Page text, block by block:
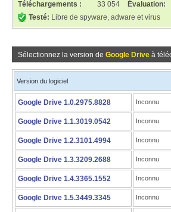
Téléchargements :
33 054
Évaluation:
Testé: Libre de spyware, adware et virus
Sélectionnez la version de Google Drive à
Version du logiciel
Google Drive 1.0.2975.8828 Inconnu
Google Drive 1.1.3019.0542 Inconnu
Google Drive 1.2.3101.4994 Inconnu
Google Drive 1.3.3209.2688 Inconnu
Google Drive 1.4.3365.1552 Inconnu
Google Drive 1.5.3449.3345 Inconnu